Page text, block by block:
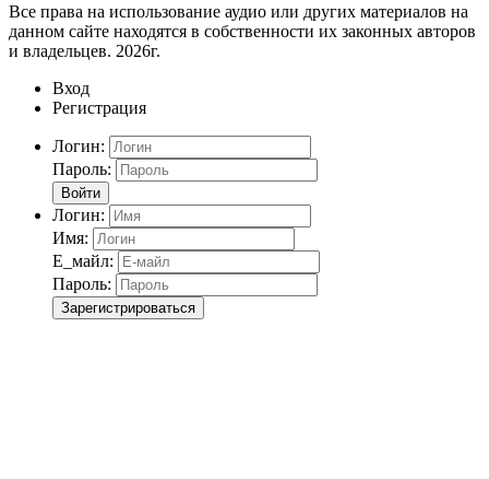
Все права на использование аудио или других материалов на
данном сайте находятся в собственности их законных авторов
и владельцев. 2026г.
Вход
Регистрация
Логин:
Пароль:
Войти
Логин:
Имя:
Е_майл:
Пароль:
Зарегистрироваться